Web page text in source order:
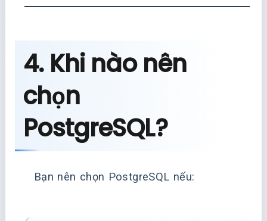
4. Khi nào nên
chọn
PostgreSQL?
Bạn nên chọn PostgreSQL nếu: